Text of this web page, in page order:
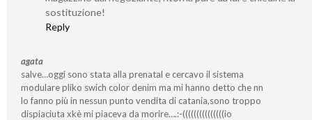
sostituzione!
Reply
agata
salve…oggi sono stata alla prenatal e cercavo il sistema
modulare pliko swich color denim ma mi hanno detto che nn
lo fanno più in nessun punto vendita di catania,sono troppo
dispiaciuta xkè mi piaceva da morire….:-(((((((((((((((io